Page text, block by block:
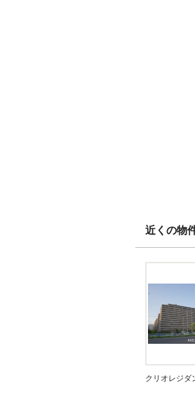
近くの物
クリオレジダ